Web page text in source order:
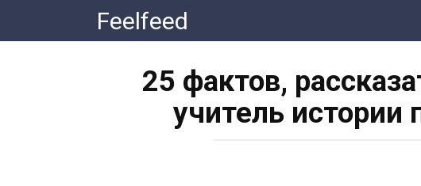
контенту
Feelfeed
25 фактов,
учитель истории